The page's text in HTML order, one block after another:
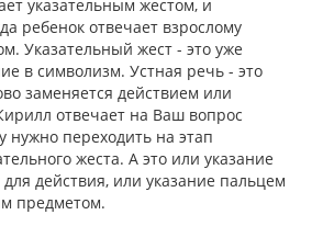
указательным жестом, и
ребенок отвечает взрослому
Указательный жест - это уже
в символизм. Устная речь - это
заменяется действием или
отвечает на Ваш вопрос
нужно переходить на этап
жеста. А это или указание
действия, или указание пальцем
предметом.